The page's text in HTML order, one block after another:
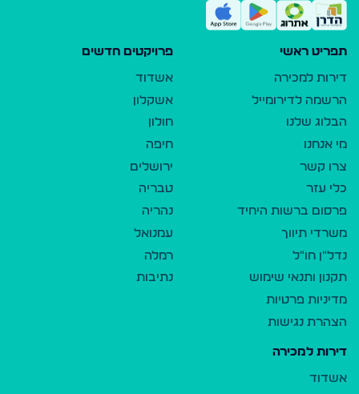
תפריט ראשי
דירות למכירה
הרשמה לדירומייל
הבלוג שלנו
מי אנחנו
צרו קשר
כלי עזר
פרסום ברשות היחיד
משרדי תיווך
נדל"ן חו"ל
תקנון ותנאי שימוש
מדיניות פרטיות
הצהרת נגישות
פרויקטים חדשים
אשדוד
אשקלון
חולון
חיפה
ירושלים
טבריה
נהריה
עמנואל
רמלה
נתיבות
דירות למכירה
אשדוד